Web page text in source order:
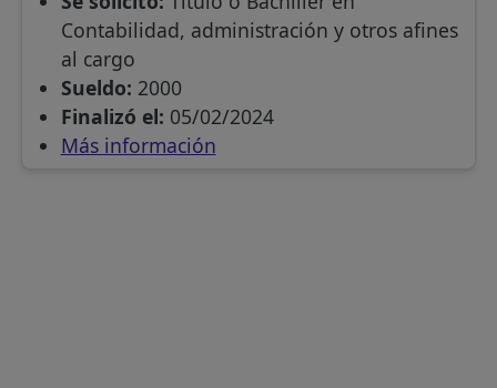
Contabilidad, administración y otros afines
al cargo
Sueldo: 2000
Finalizó el: 05/02/2024
Más información